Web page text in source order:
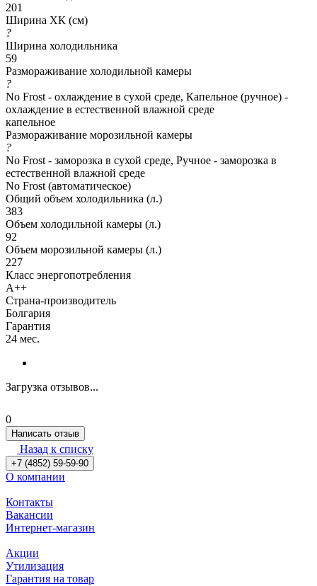
201
Ширина ХК (см)
?
Ширина холодильника
59
Размораживание холодильной камеры
?
No Frost - охлаждение в сухой среде, Капельное (ручное) -
охлаждение в естественной влажной среде
капельное
Размораживание морозильной камеры
?
No Frost - заморозка в сухой среде, Ручное - заморозка в
естественной влажной среде
No Frost (автоматическое)
Общий объем холодильника (л.)
383
Объем холодильной камеры (л.)
92
Объем морозильной камеры (л.)
227
Класс энергопотребления
A++
Страна-производитель
Болгария
Гарантия
24 мес.
Загрузка отзывов...
0
Написать отзыв
Назад к списку
+7 (4852) 59-59-90
О компании
Контакты
Вакансии
Интернет-магазин
Акции
Утилизация
Гарантия на товар